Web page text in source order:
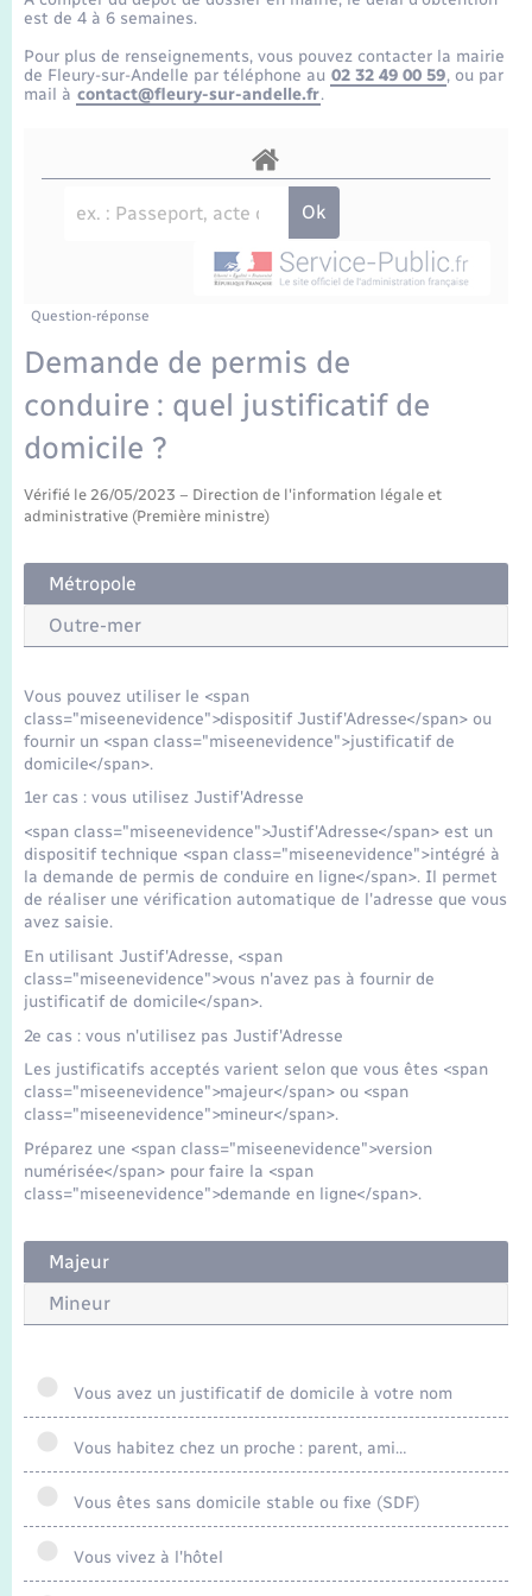
Etat-civil - Papiers - Citoyenneté
Mariage – PACS
Recensement
Loisirs
Organisation d’événement
Transports
Transports scolaires
Travaux - Autorisation d’occupation de l’espace
public
Compétences
Présentation de la commune
La Communauté de communes
est de 4 à 6 semaines.
Pour plus de renseignements, vous pouvez contacter la mairie
de Fleury-sur-Andelle par téléphone au 02 32 49 00 59, ou par
mail à contact@fleury-sur-andelle.fr.
Question-réponse
Demande de permis de
conduire : quel justificatif de
domicile ?
Vérifié le 26/05/2023 – Direction de l'information légale et
administrative (Première ministre)
Métropole
Outre-mer
Vous pouvez utiliser le <span
class="miseenevidence">dispositif Justif'Adresse</span> ou
fournir un <span class="miseenevidence">justificatif de
domicile</span>.
1er cas : vous utilisez Justif'Adresse
<span class="miseenevidence">Justif'Adresse</span> est un
dispositif technique <span class="miseenevidence">intégré à
la demande de permis de conduire en ligne</span>. Il permet
de réaliser une vérification automatique de l'adresse que vous
avez saisie.
En utilisant Justif'Adresse, <span
class="miseenevidence">vous n'avez pas à fournir de
justificatif de domicile</span>.
2e cas : vous n'utilisez pas Justif'Adresse
Les justificatifs acceptés varient selon que vous êtes <span
class="miseenevidence">majeur</span> ou <span
class="miseenevidence">mineur</span>.
Préparez une <span class="miseenevidence">version
numérisée</span> pour faire la <span
class="miseenevidence">demande en ligne</span>.
Majeur
Mineur
Vous avez un justificatif de domicile à votre nom
Vous habitez chez un proche : parent, ami…
Vous êtes sans domicile stable ou fixe (SDF)
Vous vivez à l'hôtel